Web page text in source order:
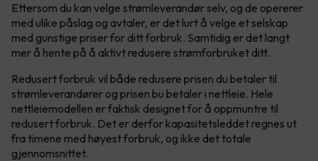
Ettersom du kan velge strømleverandør selv, og de opererer
med ulike påslag og avtaler, er det lurt å velge et selskap
med gunstige priser for ditt forbruk. Samtidig er det langt
mer å hente på å aktivt redusere strømforbruket ditt.
Redusert forbruk vil både redusere prisen du betaler til
strømleverandører og prisen bu betaler i nettleie. Hele
nettleiemodellen er faktisk designet for å oppmuntre til
redusert forbruk. Det er derfor kapasitetsleddet regnes ut
fra timene med høyest forbruk, og ikke det totale
gjennomsnittet.